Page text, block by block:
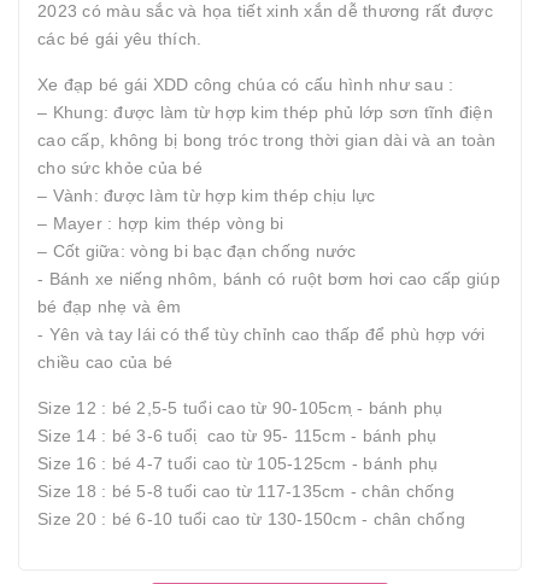
2023 có màu sắc và họa tiết xinh xắn dễ thương rất được
các bé gái yêu thích.
Xe đạp bé gái XDD công chúa có cấu hình như sau :
– Khung: được làm từ hợp kim thép phủ lớp sơn tĩnh điện
cao cấp, không bị bong tróc trong thời gian dài và an toàn
cho sức khỏe của bé
– Vành: được làm từ hợp kim thép chịu lực
– Mayer : hợp kim thép vòng bi
– Cốt giữa: vòng bi bạc đạn chống nước
- Bánh xe niếng nhôm, bánh có ruột bơm hơi cao cấp giúp
bé đạp nhẹ và êm
- Yên và tay lái có thể tùy chỉnh cao thấp để phù hợp với
chiều cao của bé
Size 12 : bé 2,5-5 tuổi cao từ 90-105cm ̣- bánh phụ
Size 14 : bé 3-6 tuổi ̣ cao từ 95- 115cm - bánh phụ
Size 16 : bé 4-7 tuổi cao từ 105-125cm - bánh phụ
Size 18 : bé 5-8 tuổi cao từ 117-135cm - chân chống
Size 20 : bé 6-10 tuổi cao từ 130-150cm - chân chống